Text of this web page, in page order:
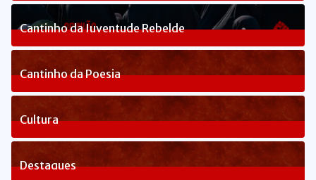
236Posts
Cantinho da Juventude Rebelde
3Posts
Cantinho da Poesia
1Posts
Cultura
82Posts
Destaques